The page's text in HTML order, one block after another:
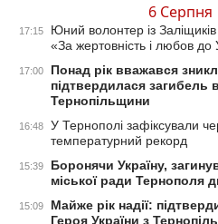
6 Серпня
17:15
Юний волонтер із
«За жертовність і любов до
17:00
Понад рік вважався
підтвердилася загибель
Тернопільщини
16:48
У Тернополі зафіксували
температурний рекорд
15:39
Боронячи Україну,
міської ради Тернополя
15:09
Майже рік надії:
Героя України з